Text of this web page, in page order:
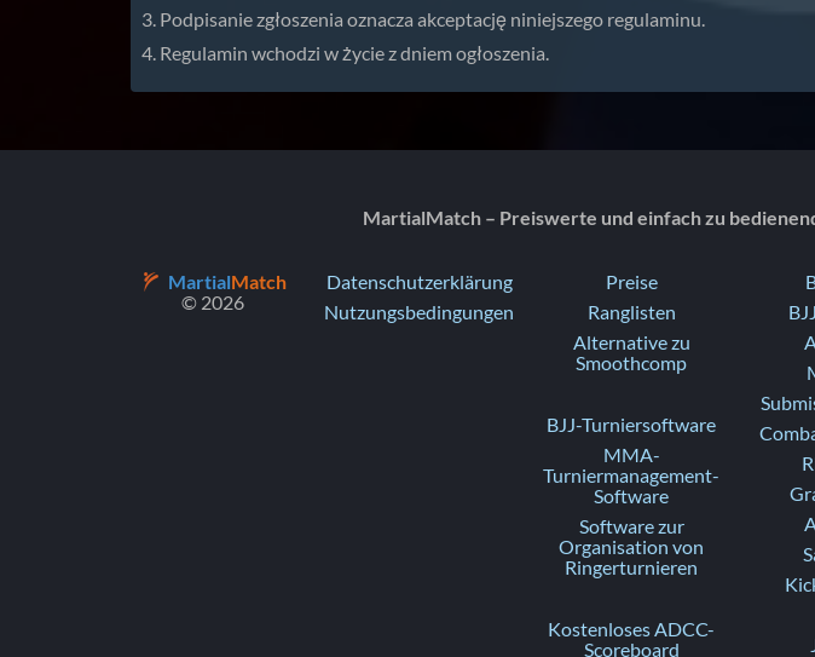
Podpisanie zgłoszenia oznacza akceptację niniejszego regulaminu.
Regulamin wchodzi w życie z dniem ogłoszenia.
MartialMatch – Preiswerte und einfach zu
MartialMatch
© 2026
Datenschutzerklärung
Nutzungsbedingungen
Preise
Ranglisten
Alternative zu
Smoothcomp
BJJ-Turniersoftware
MMA-
Turniermanagement-
Software
Software zur
Organisation von
Ringerturnieren
Kostenloses ADCC-
Scoreboard